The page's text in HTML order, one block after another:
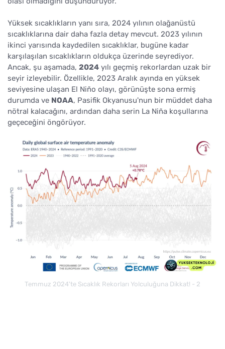
Yüksek sıcaklıkların yanı sıra, 2024 yılının olağanüstü
sıcaklıklarına dair daha fazla detay mevcut. 2023 yılının
ikinci yarısında kaydedilen sıcaklıklar, bugüne kadar
karşılaşılan sıcaklıkların oldukça üzerinde seyrediyor.
Ancak, şu aşamada, 2024 yılı geçmiş rekorlardan uzak bir
seyir izleyebilir. Özellikle, 2023 Aralık ayında en yüksek
seviyesine ulaşan El Niño olayı, görünüşte sona ermiş
durumda ve NOAA, Pasifik Okyanusu'nun bir müddet daha
nötral kalacağını, ardından daha serin La Niña koşullarına
geçeceğini öngörüyor.
Temmuz 2024'te Sıcaklık Rekorları Yolculuğuna Dikkat! - 2